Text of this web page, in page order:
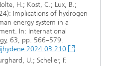
H.; Kost, C.; Lux, B.;
Implications of hydrogen
energy system in a
In: International
63, pp. 566–579.
.
U.; Scheller, F.